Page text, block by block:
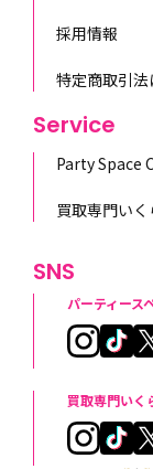
採用情報
特定商取引
Service
Party Space
買取専門い
SNS
パーティース
買取専門いく